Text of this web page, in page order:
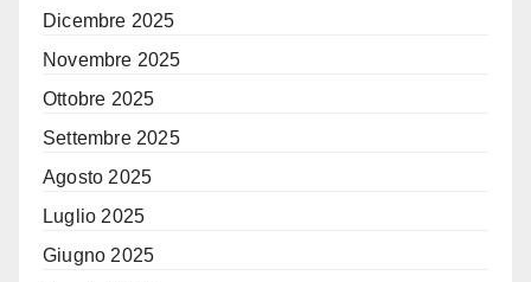
Dicembre 2025
Novembre 2025
Ottobre 2025
Settembre 2025
Agosto 2025
Luglio 2025
Giugno 2025